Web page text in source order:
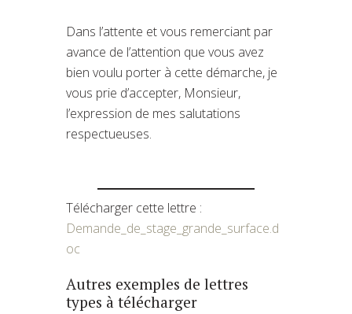
Dans l’attente et vous remerciant par
avance de l’attention que vous avez
bien voulu porter à cette démarche, je
vous prie d’accepter, Monsieur,
l’expression de mes salutations
respectueuses.
Télécharger cette lettre :
Demande_de_stage_grande_surface.d
oc
Autres exemples de lettres
types à télécharger